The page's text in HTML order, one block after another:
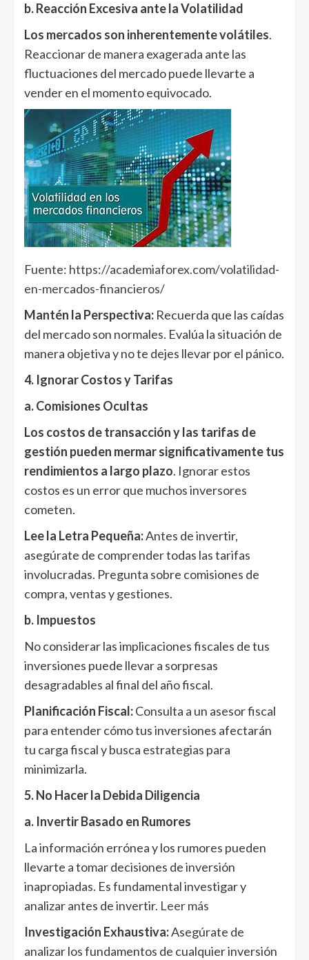
b. Reacción Excesiva ante la Volatilidad
Los mercados son inherentemente volátiles.
Reaccionar de manera exagerada ante las
fluctuaciones del mercado puede llevarte a
vender en el momento equivocado.
Fuente: https://academiaforex.com/volatilidad-
en-mercados-financieros/
Mantén la Perspectiva: Recuerda que las caídas
del mercado son normales. Evalúa la situación de
manera objetiva y no te dejes llevar por el pánico.
4. Ignorar Costos y Tarifas
a. Comisiones Ocultas
Los costos de transacción y las tarifas de
gestión pueden mermar significativamente tus
rendimientos a largo plazo. Ignorar estos
costos es un error que muchos inversores
cometen.
Lee la Letra Pequeña:Antes de invertir,
asegúrate de comprender todas las tarifas
involucradas. Pregunta sobre comisiones de
compra, ventas y gestiones.
b. Impuestos
No considerar las implicaciones fiscales de tus
inversiones puede llevar a sorpresas
desagradables al final del año fiscal.
Planificación Fiscal:Consulta a un asesor fiscal
para entender cómo tus inversiones afectarán
tu carga fiscal y busca estrategias para
minimizarla.
5. No Hacer la Debida Diligencia
a. Invertir Basado en Rumores
La información errónea y los rumores pueden
llevarte a tomar decisiones de inversión
inapropiadas. Es fundamental investigar y
analizar antes de invertir. Leer más
Investigación Exhaustiva:Asegúrate de
analizar los fundamentos de cualquier inversión